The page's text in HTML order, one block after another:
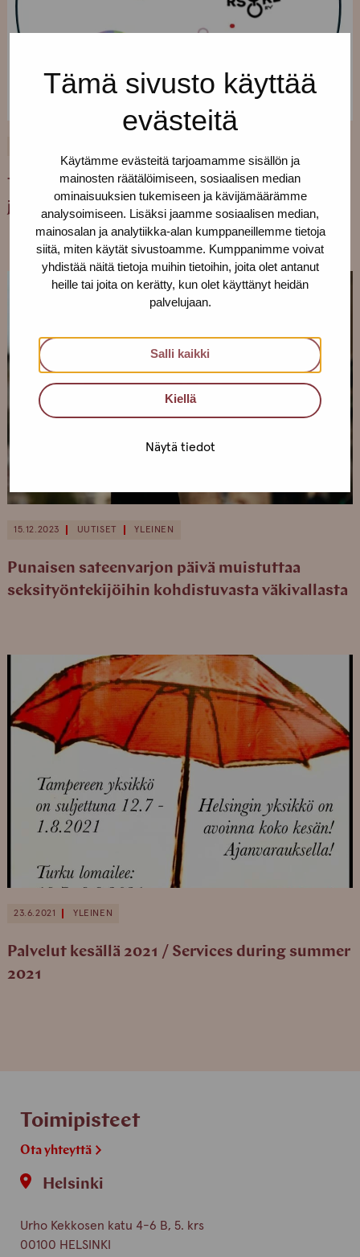
Tämä sivusto käyttää
evästeitä
Käytämme evästeitä tarjoamamme sisällön ja
mainosten räätälöimiseen, sosiaalisen median
ominaisuuksien tukemiseen ja kävijämäärämme
analysoimiseen. Lisäksi jaamme sosiaalisen median,
mainosalan ja analytiikka-alan kumppaneillemme tietoja
siitä, miten käytät sivustoamme. Kumppanimme voivat
yhdistää näitä tietoja muihin tietoihin, joita olet antanut
heille tai joita on kerätty, kun olet käyttänyt heidän
palvelujaan.
Salli kaikki
Kiellä
Näytä tiedot
Tule mukaan rakentamaan yhdenvertaisuutta
ja tasa-arvoa
15.12.2023 UUTISET YLEINEN
Punaisen sateenvarjon päivä muistuttaa
seksityöntekijöihin kohdistuvasta väkivallasta
23.6.2021 YLEINEN
Palvelut kesällä 2021 / Services during summer
2021
Toimipisteet
Ota yhteyttä
Helsinki
Urho Kekkosen katu 4-6 B, 5. krs
00100 HELSINKI